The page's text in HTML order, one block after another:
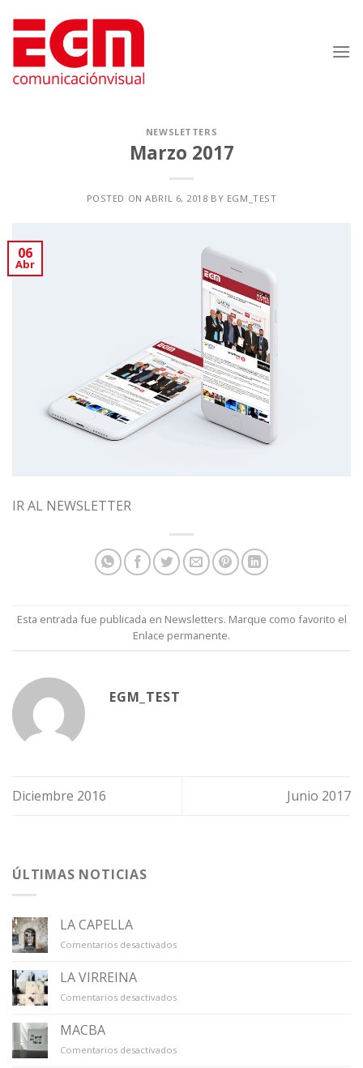
contenido
NEWSLETTERS
Marzo 2017
POSTED ONABRIL 6, 2018 BY EGM_TEST
06
Abr
IR AL NEWSLETTER
Esta entrada fue publicada en Newsletters. Marque como favorito el
Enlace permanente.
EGM_TEST
Diciembre 2016 Junio 2017
ÚLTIMAS NOTICIAS
LA CAPELLA
Comentarios desactivadosen
LA VIRREINA
Comentarios desactivadosen
MACBA
Comentarios desactivadosen